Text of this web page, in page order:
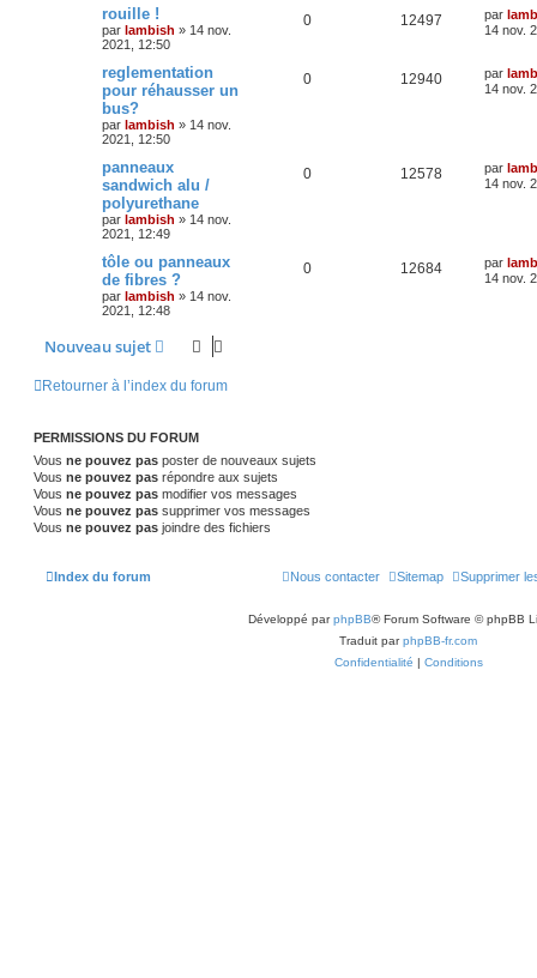
rouille !
par lambish » 14 nov.
2021, 12:50
0 12497 par
14 nov.
reglementation
pour réhausser un
bus?
par lambish » 14 nov.
2021, 12:50
0 12940 par
14 nov.
panneaux
sandwich alu /
polyurethane
par lambish » 14 nov.
2021, 12:49
0 12578 par
14 nov.
tôle ou panneaux
de fibres ?
par lambish » 14 nov.
2021, 12:48
0 12684 par
14 nov.
Nouveau sujet
Retourner à l’index du forum
PERMISSIONS DU FORUM
Vous ne pouvez pas poster de nouveaux sujets
Vous ne pouvez pas répondre aux sujets
Vous ne pouvez pas modifier vos messages
Vous ne pouvez pas supprimer vos messages
Vous ne pouvez pas joindre des fichiers
Index du forum Supprimer
Sitemap
Nous contacter
Développé parphpBB® Forum Software © phpBB
Traduit parphpBB-fr.com
Confidentialité | Conditions